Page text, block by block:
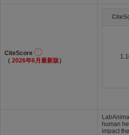
CiteScore
（ 2026年6月最新版 ）
human
impact